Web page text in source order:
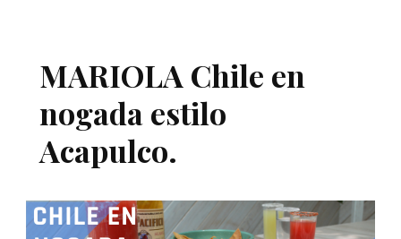
MARIOLA Chile en
nogada estilo
Acapulco.